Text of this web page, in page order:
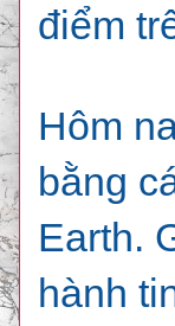
điểm
Hôm
bằng
Earth.
hành